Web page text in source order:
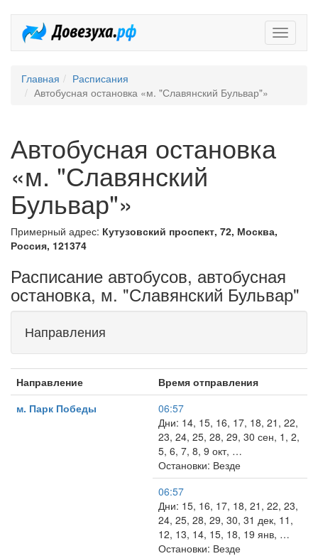
Главная
Расписания
Автобусная остановка «м. "Славянский Бульвар"»
Автобусная остановка
«м. "Славянский
Бульвар"»
Примерный адрес: Кутузовский проспект, 72, Москва,
Россия, 121374
Расписание автобусов, автобусная
остановка, м. "Славянский Бульвар"
Направления
Направление
Время отправления
м. Парк Победы
06:57
Дни: 14, 15, 16, 17, 18, 21, 22,
23, 24, 25, 28, 29, 30 сен, 1, 2,
5, 6, 7, 8, 9 окт, …
Остановки: Везде
06:57
Дни: 15, 16, 17, 18, 21, 22, 23,
24, 25, 28, 29, 30, 31 дек, 11,
12, 13, 14, 15, 18, 19 янв, …
Остановки: Везде